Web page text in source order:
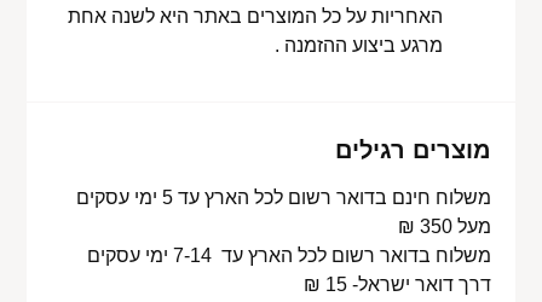
האחריות על כל המוצרים באתר היא לשנה אחת
מרגע ביצוע ההזמנה .
מוצרים רגילים
משלוח חינם בדואר רשום לכל הארץ עד 5 ימי עסקים
מעל 350 ₪
משלוח בדואר רשום לכל הארץ עד 7-14 ימי עסקים
דרך דואר ישראל- 15 ₪